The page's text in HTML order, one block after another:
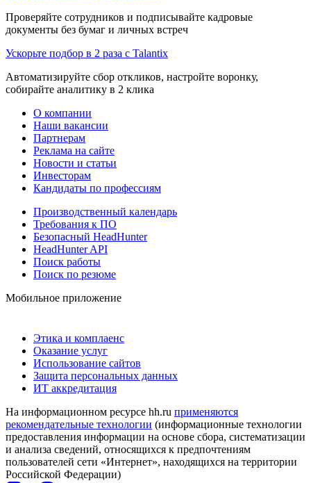
Проверяйте сотрудников и подписывайте кадровые
документы без бумаг и личных встреч
Ускорьте подбор в 2 раза с Talantix
Автоматизируйте сбор откликов, настройте воронку,
собирайте аналитику в 2 клика
О компании
Наши вакансии
Партнерам
Реклама на сайте
Новости и статьи
Инвесторам
Кандидаты по профессиям
Производственный календарь
Требования к ПО
Безопасный HeadHunter
HeadHunter API
Поиск работы
Поиск по резюме
Мобильное приложение
Этика и комплаенс
Оказание услуг
Использование сайтов
Защита персональных данных
ИТ аккредитация
На информационном ресурсе hh.ru применяются
рекомендательные технологии (информационные технологии
предоставления информации на основе сбора, систематизации
и анализа сведений, относящихся к предпочтениям
пользователей сети «Интернет», находящихся на территории
Российской Федерации)